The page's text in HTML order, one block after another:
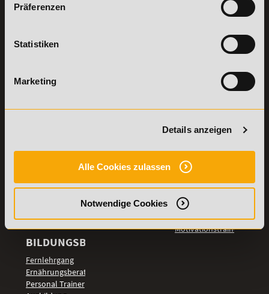
Präferenzen
Statistiken
Marketing
Details anzeigen
Alle Cookies zulassen
Notwendige Cookies
Montag bis Donnerstag: 8:00 - 19:00 Uhr
widerrufen
der Academy of
Weiterbildungen
LEHRGÄNGE
Fitnesstrainer A-
Fernlehrgang
Ernährungsberater
werden
Mentaltrainer
Motivationstrainer
BILDUNGSBEREICHE
Fernlehrgang
Ernährungsberater
Personal Trainer